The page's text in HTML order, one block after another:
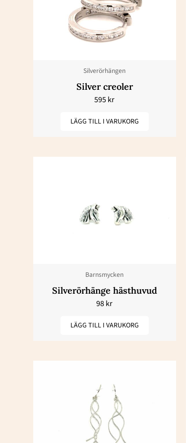
Silverörhängen
Silver creoler
595kr
LÄGG TILL I VARUKORG
Barnsmycken
Silverörhänge hästhuvud
98kr
LÄGG TILL I VARUKORG